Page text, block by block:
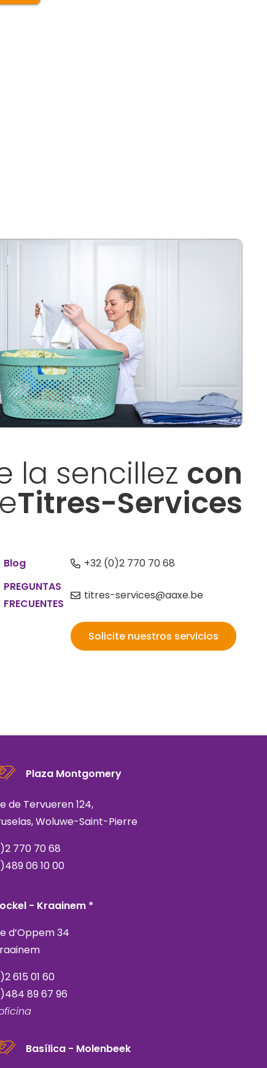
la sencillez con
Titres-Services
Blog
PREGUNTAS
FRECUENTES
+32 (0)2 770 70 68
titres-services@aaxe.be
Solicite nuestros servicios
Plaza Montgomery
de Tervueren 124,
Woluwe-Saint-Pierre
770 70 68
06 10 00
- Kraainem *
d’Oppem 34
615 01 60
89 67 96
Basílica - Molenbeek